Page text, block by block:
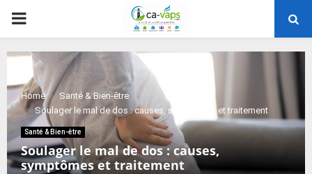
PRIMARY
MENU
Home
Santé & Bien-être
Soulager le mal de dos : causes, symptômes et traitement
Santé & Bien-être
Soulager le mal de dos : causes,
symptômes et traitement